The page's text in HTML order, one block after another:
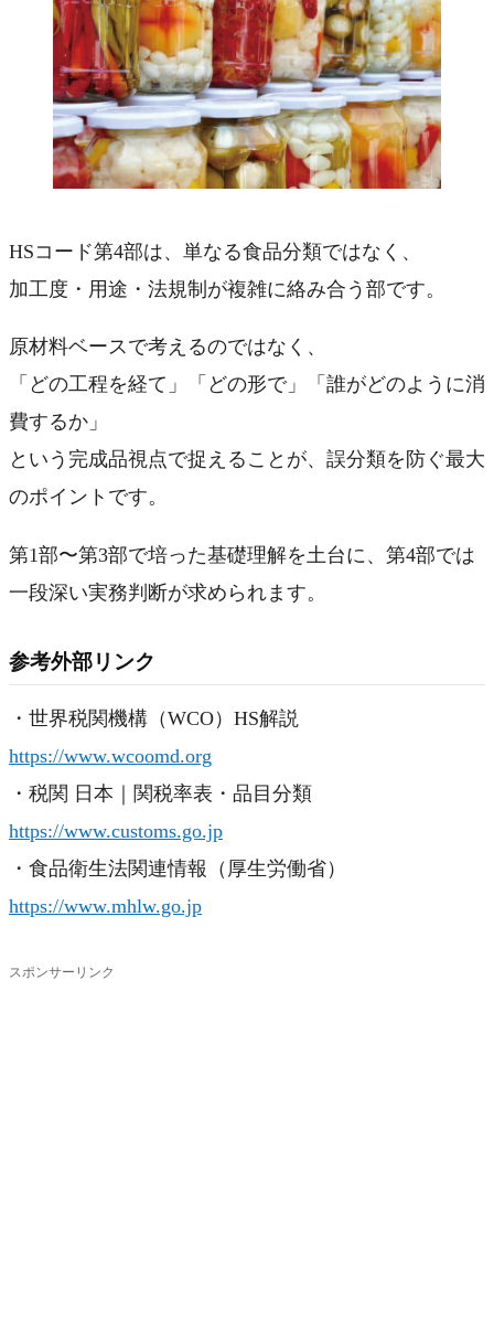
HSコード第4部は、単なる食品分類ではなく、
加工度・用途・法規制が複雑に絡み合う部です。
原材料ベースで考えるのではなく、
「どの工程を経て」「どの形で」「誰がどのように消
費するか」
という完成品視点で捉えることが、誤分類を防ぐ最大
のポイントです。
第1部〜第3部で培った基礎理解を土台に、第4部では
一段深い実務判断が求められます。
参考外部リンク
・世界税関機構（WCO）HS解説
https://www.wcoomd.org
・税関 日本｜関税率表・品目分類
https://www.customs.go.jp
・食品衛生法関連情報（厚生労働省）
https://www.mhlw.go.jp
スポンサーリンク